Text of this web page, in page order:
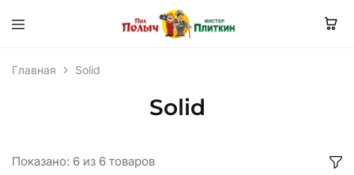
Главная Solid
Solid
Показано: 6 из 6 товаров